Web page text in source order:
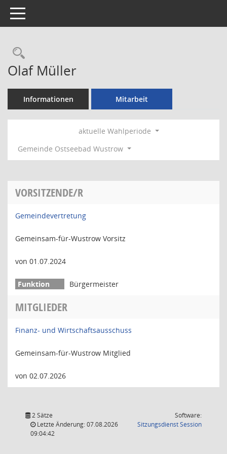
Toggle navigation
Rechercheauswahl
Olaf Müller
Informationen Mitarbeit
aktuelle Wahlperiode
Gemeinde Ostseebad Wustrow
VORSITZENDE/R
Gemeindevertretung
Gemeinsam-für-Wustrow Vorsitz
von 01.07.2024
Bürgermeister
MITGLIEDER
Finanz- und Wirtschaftsausschuss
Gemeinsam-für-Wustrow Mitglied
von 02.07.2026
2 Sätze
Letzte Änderung: 07.08.2026
09:04:42
Software:
SitzungsdienstSession(Wird in